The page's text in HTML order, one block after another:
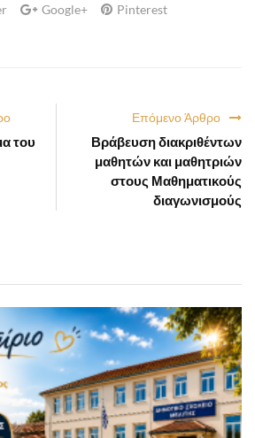
Google+
Pinterest
Επόμενο Άρθρο
Βράβευση διακριθέντων
μαθητών και μαθητριών
στους Μαθηματικούς
διαγωνισμούς
του